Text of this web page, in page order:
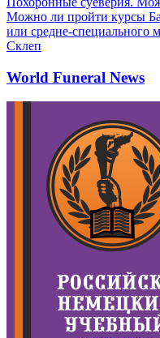
Можно ли пройти курсы
или средне-специального
Склеп
World Funeral News